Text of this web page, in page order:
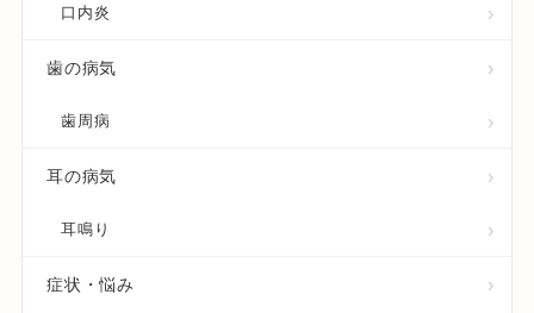
口内炎
歯の病気
歯周病
耳の病気
耳鳴り
症状・悩み